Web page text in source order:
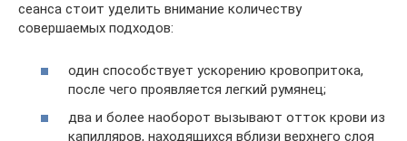
сеанса стоит уделить внимание количеству
совершаемых подходов:
один способствует ускорению кровопритока,
после чего проявляется легкий румянец;
два и более наоборот вызывают отток крови из
капилляров, находящихся вблизи верхнего слоя